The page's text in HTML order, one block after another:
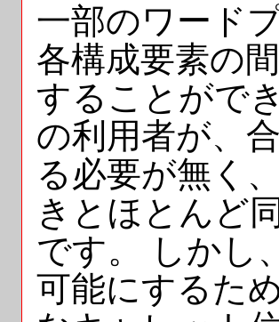
一部のワード
各構成要素の
することがで
の利用者が、
る必要が無く
きとほとんど
です。 しかし
可能にするた